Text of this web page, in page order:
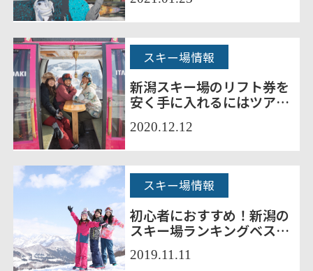
新潟スキー場のリフト券を
安く手に入れるにはツアー
がおすすめ
スキー場情報
2020.12.12
初心者におすすめ！新潟の
スキー場ランキングベスト
15
スキー場情報
2019.11.11